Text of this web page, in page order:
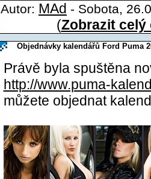
Autor: MAd - Sobota,
(Zobrazit celý
Objednávky kalendářů Ford Puma
Právě byla spuštěna
http://www.puma-
můžete objednat